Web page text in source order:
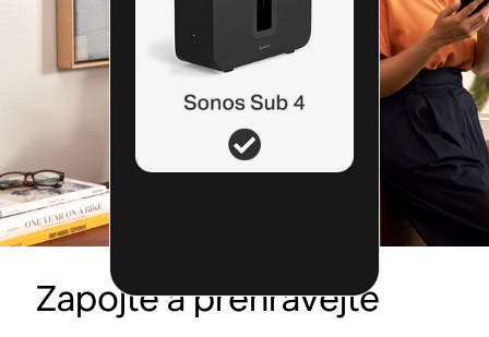
Zapojte a přehrávejte